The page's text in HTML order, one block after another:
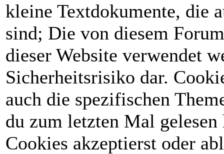
kleine Textdokumente, die
sind; Die von diesem
dieser Website verwendet
Sicherheitsrisiko dar.
auch die spezifischen
du zum letzten Mal
Cookies akzeptierst oder